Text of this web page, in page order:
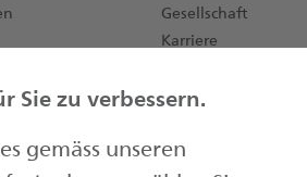
Gesellschaft
Karriere
Kontakt
Sie zu verbessern.
gemäss unseren